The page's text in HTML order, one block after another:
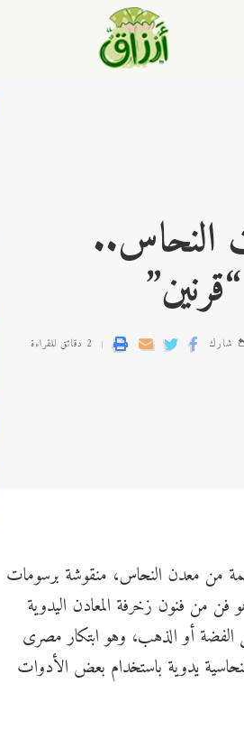
النحاس..
شارك 2 دقائق للقراءة
من معدن النحاس، منقوشة برسومات
من فنون زخرفة المعادن اليدوية
أو الذهب، وهو ابتكار مصرى
يدوية باستخدام بعض الأدوات